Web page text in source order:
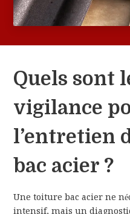
Quels sont
vigilance
l’entretien
bac acier ?
Une toiture bac acier ne
intensif, mais un